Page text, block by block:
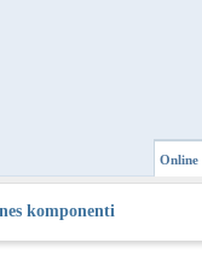
Online
komponenti